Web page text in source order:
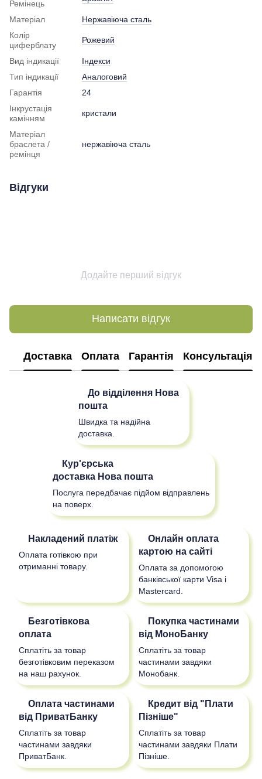
Ремінець
Матеріал
Нержавіюча сталь
Колір
циферблату
Рожевий
Вид індикації
Індекси
Тип індикації
Аналоговий
Гарантія
24
Інкрустація
камінням
кристали
Матеріал
браслета /
ремінця
нержавіюча сталь
Відгуки
Додайте перший відгук
Написати відгук
Доставка Оплата Гарантія Консультація
До відділення Нова
пошта
Швидка та надійна
доставка.
Кур'єрська
доставка Нова пошта
Послуга передбачає підйом відправлень
на поверх.
Накладений платіж
Оплата готівкою при
отриманні товару.
Онлайн оплата
картою на сайті
Оплата за допомогою
банківської карти Visa і
Mastercard.
Безготівкова
оплата
Сплатіть за товар
безготівковим переказом
на наш рахунок.
Покупка частинами
від МоноБанку
Сплатіть за товар
частинами завдяки
Монобанк.
Оплата частинами
від ПриватБанку
Сплатіть за товар
частинами завдяки
ПриватБанк.
Кредит від "Плати
Пізніше"
Сплатіть за товар
частинами завдяки Плати
Пізніше.